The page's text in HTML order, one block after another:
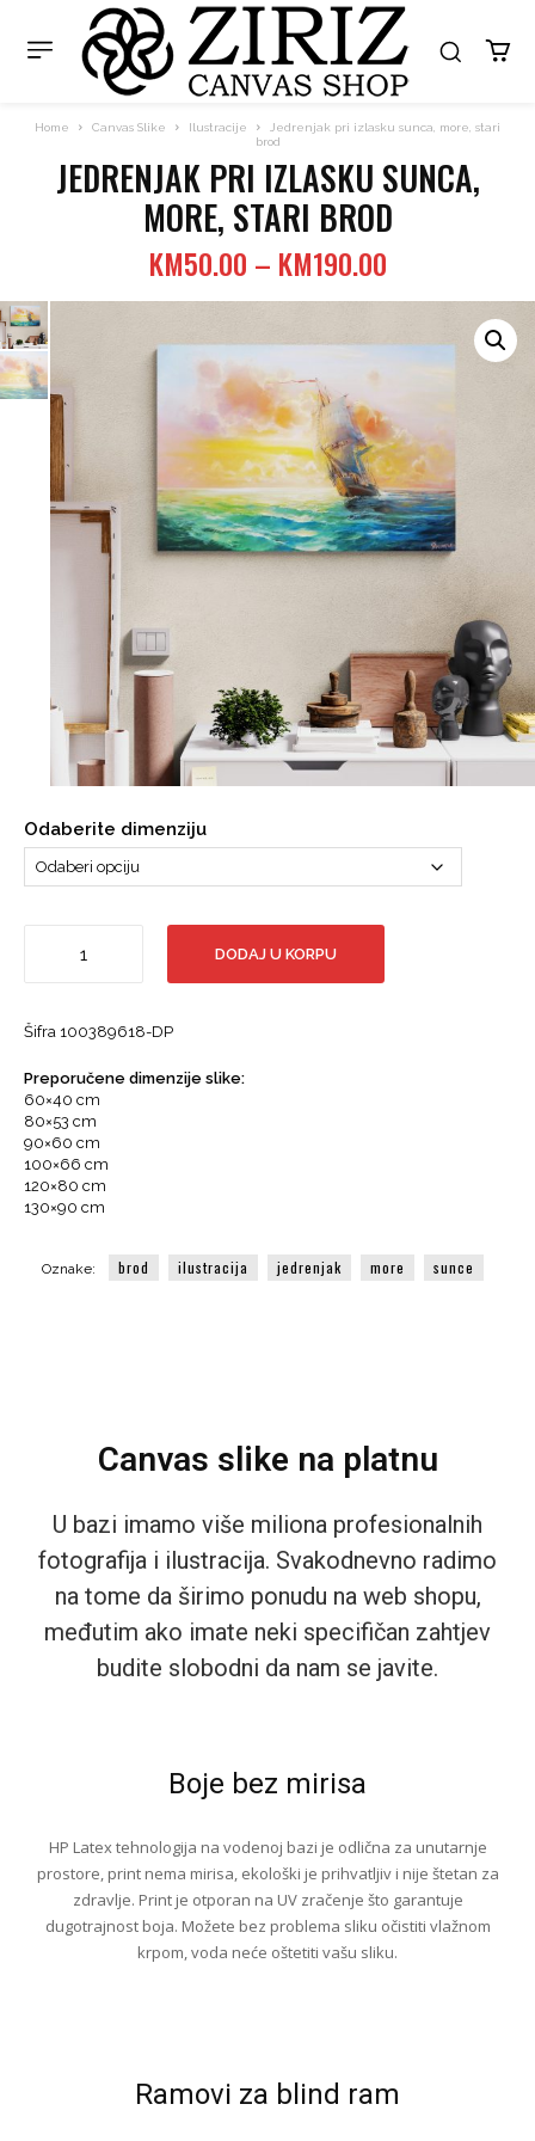
Home Canvas Slike Ilustracije
Jedrenjak pri izlasku sunca, more, stari
brod
JEDRENJAK PRI IZLASKU SUNCA,
MORE, STARI BROD
KM50.00 – KM190.00Price
range:
KM50.00
through
KM190.00
Odaberite dimenziju
more,
brod
količina
DODAJ U KORPU
Šifra 100389618-DP
Preporučene dimenzije slike:
60×40 cm
80×53 cm
90×60 cm
100×66 cm
120×80 cm
130×90 cm
Oznake: brod ilustracija jedrenjak more sunce
Canvas slike na platnu
U bazi imamo više miliona profesionalnih
fotografija i ilustracija. Svakodnevno radimo
na tome da širimo ponudu na web shopu,
međutim ako imate neki specifičan zahtjev
budite slobodni da nam se javite.
Boje bez mirisa
HP Latex tehnologija na vodenoj bazi je odlična za unutarnje
prostore, print nema mirisa, ekološki je prihvatljiv i nije štetan za
zdravlje. Print je otporan na UV zračenje što garantuje
dugotrajnost boja. Možete bez problema sliku očistiti vlažnom
krpom, voda neće oštetiti vašu sliku.
Ramovi za blind ram